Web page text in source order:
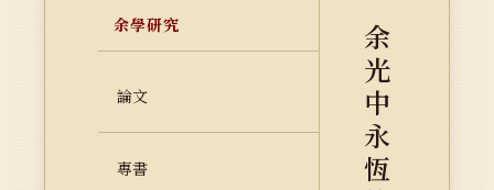
余學研究
論文
專書
余
光
中
永
恆